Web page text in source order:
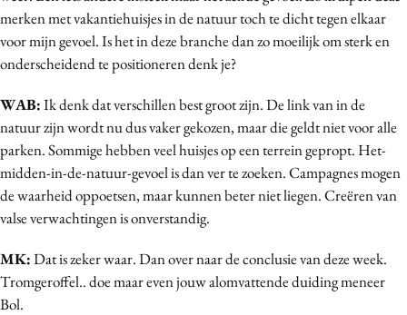
merken met vakantiehuisjes in de natuur toch te dicht tegen elkaar
voor mijn gevoel. Is het in deze branche dan zo moeilijk om sterk en
onderscheidend te positioneren denk je?
WAB:Ik denk dat verschillen best groot zijn. De link van in de
natuur zijn wordt nu dus vaker gekozen, maar die geldt niet voor alle
parken. Sommige hebben veel huisjes op een terrein gepropt. Het-
midden-in-de-natuur-gevoel is dan ver te zoeken. Campagnes mogen
de waarheid oppoetsen, maar kunnen beter niet liegen. Creëren van
valse verwachtingen is onverstandig.
MK:Dat is zeker waar. Dan over naar de conclusie van deze week.
Tromgeroffel.. doe maar even jouw alomvattende duiding meneer
Bol.